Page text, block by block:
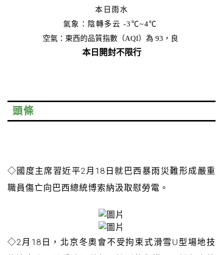
本日雨水
氣象：陰轉多云 -3℃~4℃
空氣：東西的品質指數（AQI）為 93，良
本日開封不限行
頭條
◇ 國度主席習近平2月18日就巴西暴雨災難形成嚴重
職員傷亡向巴西總統博索納汲取慰勞電。
◇2月18日，北京冬奧會不受拘束式滑雪U型場地技